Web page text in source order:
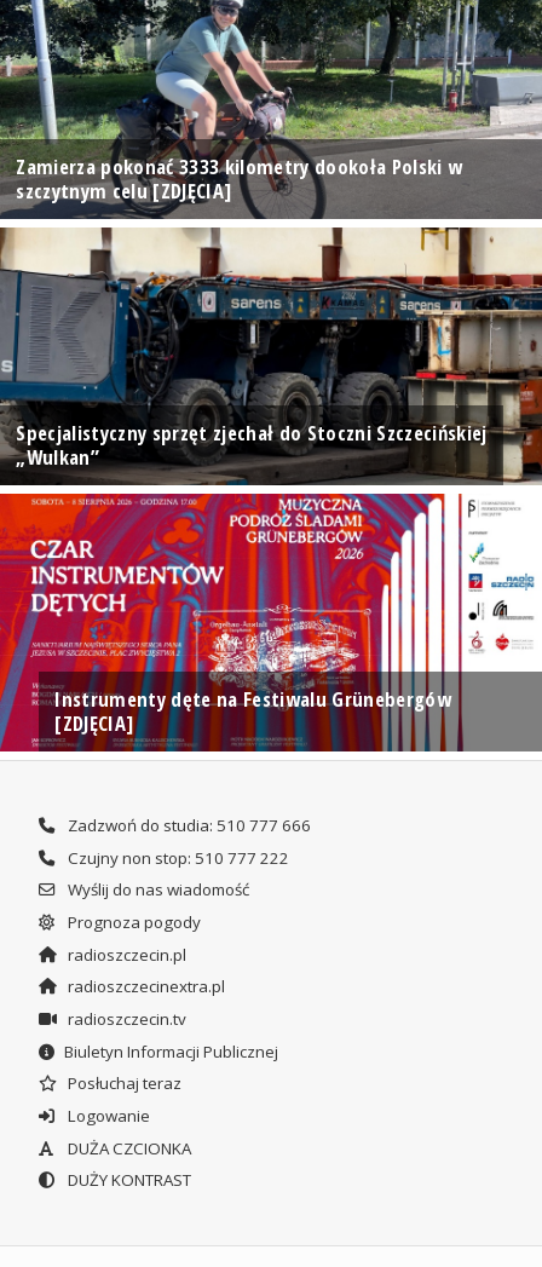
Zamierza pokonać 3333 kilometry dookoła Polski w
szczytnym celu [ZDJĘCIA]
Specjalistyczny sprzęt zjechał do Stoczni Szczecińskiej
„Wulkan”
Instrumenty dęte na Festiwalu Grünebergów
[ZDJĘCIA]
Zadzwoń do studia: 510 777 666
Czujny non stop: 510 777 222
Wyślij do nas wiadomość
Prognoza pogody
radioszczecin.pl
radioszczecinextra.pl
radioszczecin.tv
Biuletyn Informacji Publicznej
Posłuchaj teraz
Logowanie
DUŻA CZCIONKA
DUŻY KONTRAST